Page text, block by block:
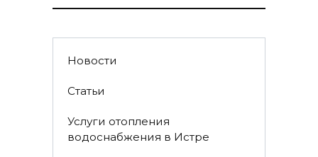
Новости
Статьи
Услуги отопления
водоснабжения в Истре